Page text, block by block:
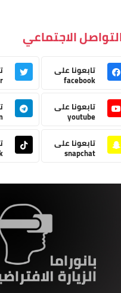
الاجتماعي
تابعونا على
facebook
تابعونا على
youtube
تابعونا على
snapchat